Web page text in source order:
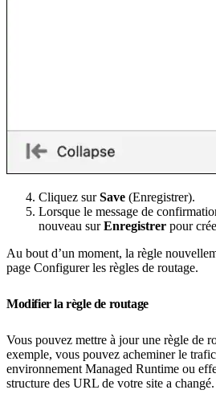
Cliquez surSave (Enregistrer).
Lorsque le message de
nouveau surEnregistrer pour
Au bout d’un moment, la règle
page Configurer les règles de routage.
Modifier la règle de routage
Vous pouvez mettre à jour une règle de
exemple, vous pouvez acheminer le
environnement Managed Runtime ou
structure des URL de votre site a changé.